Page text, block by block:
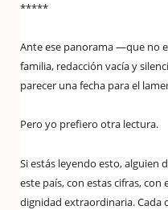
*****
Ante ese panorama —que no
familia, redacción vacía y
parecer una fecha para el
Pero yo prefiero otra lectura.
Si estás leyendo esto, alguien
este país, con estas cifras,
dignidad extraordinaria. Cada